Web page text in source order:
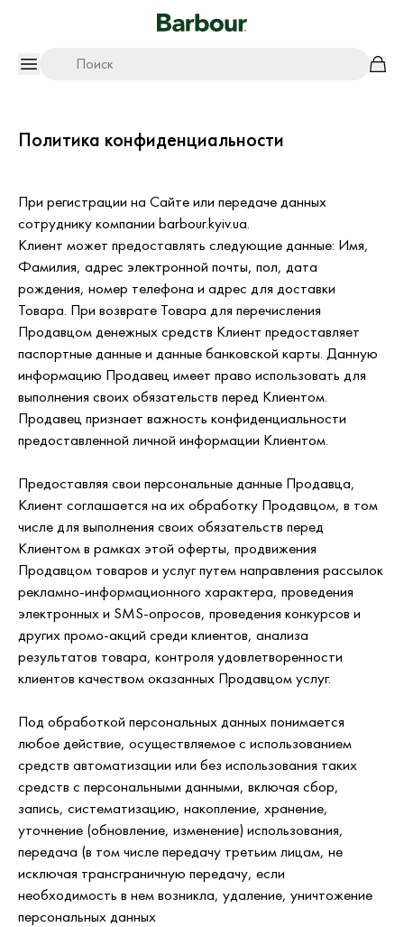
Поиск
Политика конфиденциальности
При регистрации на Сайте или передаче данных
сотруднику компании barbour.kyiv.ua.
Клиент может предоставлять следующие данные: Имя,
Фамилия, адрес электронной почты, пол, дата
рождения, номер телефона и адрес для доставки
Товара. При возврате Товара для перечисления
Продавцом денежных средств Клиент предоставляет
паспортные данные и данные банковской карты. Данную
информацию Продавец имеет право использовать для
выполнения своих обязательств перед Клиентом.
Продавец признает важность конфиденциальности
предоставленной личной информации Клиентом.
Предоставляя свои персональные данные Продавца,
Клиент соглашается на их обработку Продавцом, в том
числе для выполнения своих обязательств перед
Клиентом в рамках этой оферты, продвижения
Продавцом товаров и услуг путем направления рассылок
рекламно-информационного характера, проведения
электронных и SMS-опросов, проведения конкурсов и
других промо-акций среди клиентов, анализа
результатов товара, контроля удовлетворенности
клиентов качеством оказанных Продавцом услуг.
Под обработкой персональных данных понимается
любое действие, осуществляемое с использованием
средств автоматизации или без использования таких
средств с персональными данными, включая сбор,
запись, систематизацию, накопление, хранение,
уточнение (обновление, изменение) использования,
передача (в том числе передачу третьим лицам, не
исключая трансграничную передачу, если
необходимость в нем возникла, удаление, уничтожение
персональных данных